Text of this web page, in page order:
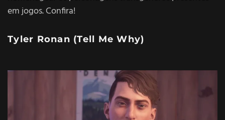
em jogos. Confira!
Tyler Ronan (Tell Me Why)